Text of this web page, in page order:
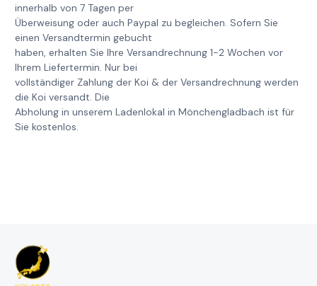
innerhalb von 7 Tagen per
Überweisung oder auch Paypal zu begleichen. Sofern Sie
einen Versandtermin gebucht
haben, erhalten Sie Ihre Versandrechnung 1-2 Wochen vor
Ihrem Liefertermin. Nur bei
vollständiger Zahlung der Koi & der Versandrechnung werden
die Koi versandt. Die
Abholung in unserem Ladenlokal in Mönchengladbach ist für
Sie kostenlos.